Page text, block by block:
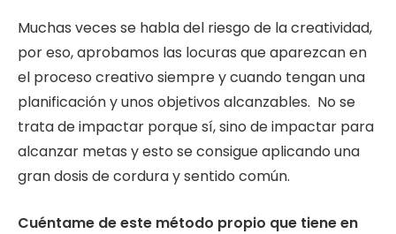
Muchas veces se habla del riesgo de la creatividad,
por eso, aprobamos las locuras que aparezcan en
el proceso creativo siempre y cuando tengan una
planificación y unos objetivos alcanzables. No se
trata de impactar porque sí, sino de impactar para
alcanzar metas y esto se consigue aplicando una
gran dosis de cordura y sentido común.
Cuéntame de este método propio que tiene en